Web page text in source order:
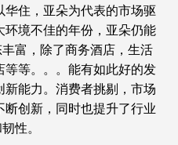
住，亚朵为代表的市场驱
境不佳的年份，亚朵仍能
富，除了商务酒店，生活
等。。。能有如此好的发
能力。消费者挑剔，市场
创新，同时也提升了行业
性。